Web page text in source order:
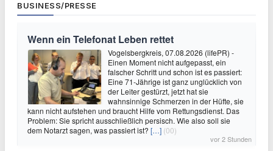
BUSINESS/PRESSE
Wenn ein Telefonat Leben rettet
Vogelsbergkreis, 07.08.2026 (lifePR) -
Einen Moment nicht aufgepasst, ein
falscher Schritt und schon ist es passiert:
Eine 71-Jährige ist ganz unglücklich von
der Leiter gestürzt, jetzt hat sie
wahnsinnige Schmerzen in der Hüfte, sie
kann nicht aufstehen und braucht Hilfe vom Rettungsdienst. Das
Problem: Sie spricht ausschließlich persisch. Wie also soll sie
dem Notarzt sagen, was passiert ist? […] (00)
vor 2 Stunden